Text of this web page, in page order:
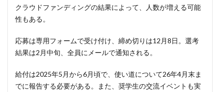
クラウドファンディングの結果によって、人数が増える可能
性もある。
応募は専用フォームで受け付け、締め切りは12月8日。選考
結果は2月中旬、全員にメールで通知される。
給付は2025年5月から6月頃で、使い道について26年4月末ま
でに報告する必要がある。また、奨学生の交流イベントも実